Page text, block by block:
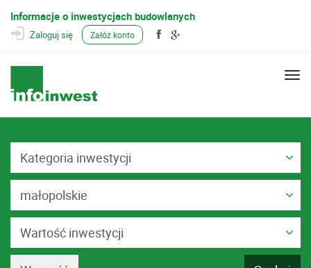
Informacje o inwestycjach budowlanych
Zaloguj się Załóż konto
Kategoria inwestycji
małopolskie
Wartość inwestycji